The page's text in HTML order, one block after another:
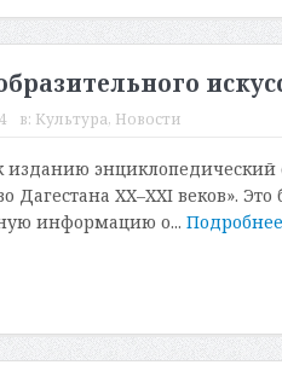
в: Культура, Новости
изданию энциклопедический
Дагестана ХХ–XXI веков».
информацию о... Подробнее